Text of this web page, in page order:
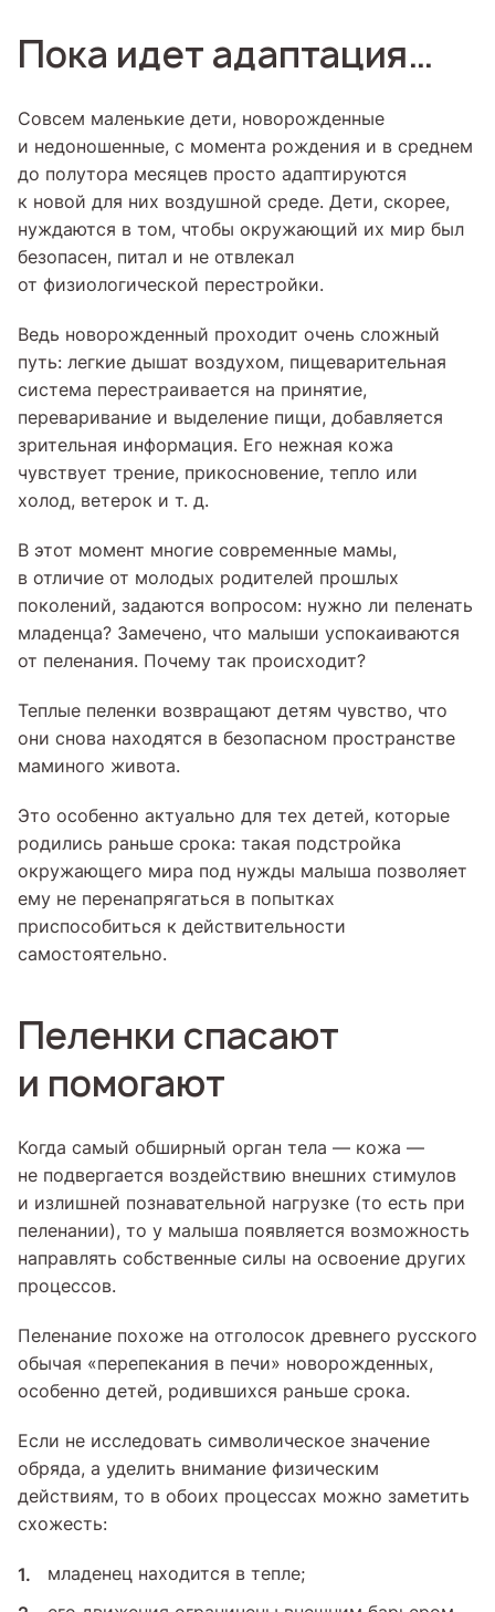
Пока идет адаптация…
Совсем маленькие дети, новорожденные
и недоношенные, с момента рождения и в среднем
до полутора месяцев просто адаптируются
к новой для них воздушной среде. Дети, скорее,
нуждаются в том, чтобы окружающий их мир был
безопасен, питал и не отвлекал
от физиологической перестройки.
Ведь новорожденный проходит очень сложный
путь: легкие дышат воздухом, пищеварительная
система перестраивается на принятие,
переваривание и выделение пищи, добавляется
зрительная информация. Его нежная кожа
чувствует трение, прикосновение, тепло или
холод, ветерок и т. д.
В этот момент многие современные мамы,
в отличие от молодых родителей прошлых
поколений, задаются вопросом: нужно ли пеленать
младенца? Замечено, что малыши успокаиваются
от пеленания. Почему так происходит?
Теплые пеленки возвращают детям чувство, что
они снова находятся в безопасном пространстве
маминого живота.
Это особенно актуально для тех детей, которые
родились раньше срока: такая подстройка
окружающего мира под нужды малыша позволяет
ему не перенапрягаться в попытках
приспособиться к действительности
самостоятельно.
Пеленки спасают
и помогают
Когда самый обширный орган тела — кожа —
не подвергается воздействию внешних стимулов
и излишней познавательной нагрузке (то есть при
пеленании), то у малыша появляется возможность
направлять собственные силы на освоение других
процессов.
Пеленание похоже на отголосок древнего русского
обычая «перепекания в печи» новорожденных,
особенно детей, родившихся раньше срока.
Если не исследовать символическое значение
обряда, а уделить внимание физическим
действиям, то в обоих процессах можно заметить
схожесть:
младенец находится в тепле;